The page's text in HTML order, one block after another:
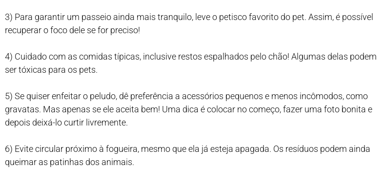
3) Para garantir um passeio ainda mais tranquilo, leve o petisco favorito do pet. Assim, é possível
recuperar o foco dele se for preciso!
4) Cuidado com as comidas típicas, inclusive restos espalhados pelo chão! Algumas delas podem
ser tóxicas para os pets.
5) Se quiser enfeitar o peludo, dê preferência a acessórios pequenos e menos incômodos, como
gravatas. Mas apenas se ele aceita bem! Uma dica é colocar no começo, fazer uma foto bonita e
depois deixá-lo curtir livremente.
6) Evite circular próximo à fogueira, mesmo que ela já esteja apagada. Os resíduos podem ainda
queimar as patinhas dos animais.